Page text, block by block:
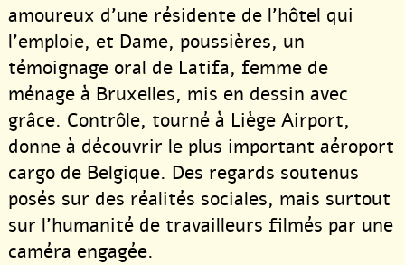
amoureux d’une résidente de l’hôtel qui
l’emploie, et Dame, poussières, un
témoignage oral de Latifa, femme de
ménage à Bruxelles, mis en dessin avec
grâce. Contrôle, tourné à Liège Airport,
donne à découvrir le plus important aéroport
cargo de Belgique. Des regards soutenus
posés sur des réalités sociales, mais surtout
sur l’humanité de travailleurs filmés par une
caméra engagée.